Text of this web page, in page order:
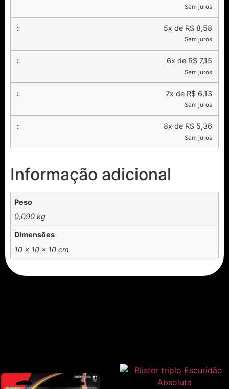
Sem juros
5x de R$ 8,58
Sem juros
6x de R$ 7,15
Sem juros
7x de R$ 6,13
Sem juros
8x de R$ 5,36
Sem juros
Informação adicional
Peso
0,090 kg
Dimensões
10 × 10 × 10 cm